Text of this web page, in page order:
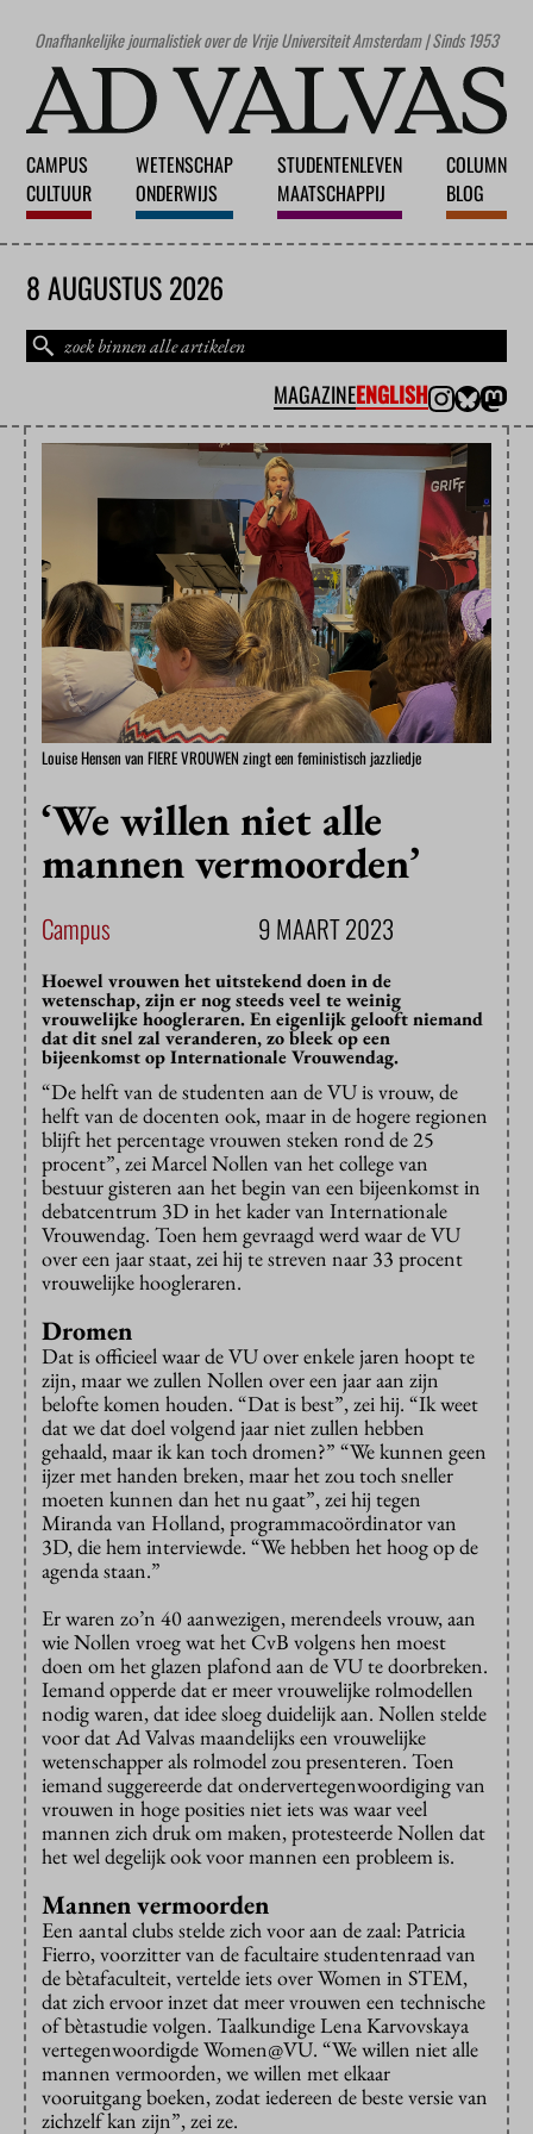
Onafhankelijke journalistiek over de Vrije Universiteit Amsterdam | Sinds 1953
CAMPUS
CULTUUR
WETENSCHAP
ONDERWIJS
STUDENTENLEVEN
MAATSCHAPPIJ
COLUMN
BLOG
8 AUGUSTUS 2026
MAGAZINEENGLISH
Louise Hensen van FIERE VROUWEN zingt een feministisch jazzliedje
‘We willen niet alle
mannen vermoorden’
Campus 9 MAART 2023
Hoewel vrouwen het uitstekend doen in de
wetenschap, zijn er nog steeds veel te weinig
vrouwelijke hoogleraren. En eigenlijk gelooft niemand
dat dit snel zal veranderen, zo bleek op een
bijeenkomst op Internationale Vrouwendag.
“De helft van de studenten aan de VU is vrouw, de
helft van de docenten ook, maar in de hogere regionen
blijft het percentage vrouwen steken rond de 25
procent”, zei Marcel Nollen van het college van
bestuur gisteren aan het begin van een bijeenkomst in
debatcentrum 3D in het kader van Internationale
Vrouwendag. Toen hem gevraagd werd waar de VU
over een jaar staat, zei hij te streven naar 33 procent
vrouwelijke hoogleraren.
Dromen
Dat is officieel waar de VU over enkele jaren hoopt te
zijn, maar we zullen Nollen over een jaar aan zijn
belofte komen houden. “Dat is best”, zei hij. “Ik weet
dat we dat doel volgend jaar niet zullen hebben
gehaald, maar ik kan toch dromen?” “We kunnen geen
ijzer met handen breken, maar het zou toch sneller
moeten kunnen dan het nu gaat”, zei hij tegen
Miranda van Holland, programmacoördinator van
3D, die hem interviewde. “We hebben het hoog op de
agenda staan.”
Er waren zo’n 40 aanwezigen, merendeels vrouw, aan
wie Nollen vroeg wat het CvB volgens hen moest
doen om het glazen plafond aan de VU te doorbreken.
Iemand opperde dat er meer vrouwelijke rolmodellen
nodig waren, dat idee sloeg duidelijk aan. Nollen stelde
voor dat Ad Valvas maandelijks een vrouwelijke
wetenschapper als rolmodel zou presenteren. Toen
iemand suggereerde dat ondervertegenwoordiging van
vrouwen in hoge posities niet iets was waar veel
mannen zich druk om maken, protesteerde Nollen dat
het wel degelijk ook voor mannen een probleem is.
Mannen vermoorden
Een aantal clubs stelde zich voor aan de zaal: Patricia
Fierro, voorzitter van de facultaire studentenraad van
de bètafaculteit, vertelde iets over Women in STEM,
dat zich ervoor inzet dat meer vrouwen een technische
of bètastudie volgen. Taalkundige Lena Karvovskaya
vertegenwoordigde Women@VU. “We willen niet alle
mannen vermoorden, we willen met elkaar
vooruitgang boeken, zodat iedereen de beste versie van
zichzelf kan zijn”, zei ze.